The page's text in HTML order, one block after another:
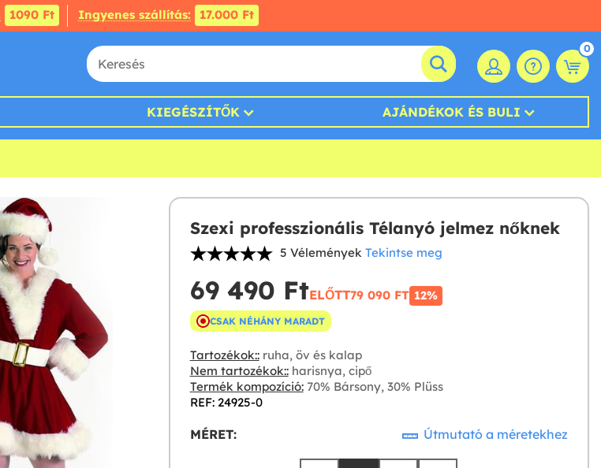
1090 Ft Ingyenes szállítás: 17.000 Ft
0
KIEGÉSZÍTŐK AJÁNDÉKOK ÉS BULI
Szexi professzionális Télanyó jelmez nőknek
5 Vélemények Tekintse meg
69 490 Ft‎ELŐTT79 090 FT‎ 12%
CSAK NÉHÁNY MARADT
Tartozékok::ruha, öv és kalap
Nem tartozékok::harisnya, cipő
Termék kompozíció:70% Bársony, 30% Plüss
REF: 24925-0
MÉRET: Útmutató a méretekhez